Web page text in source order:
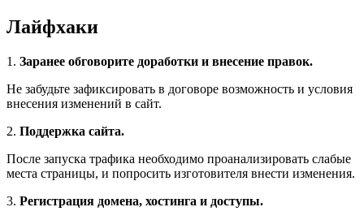
Лайфхаки
1. Заранее обговорите доработки и внесение правок.
Не забудьте зафиксировать в договоре возможность и условия
внесения изменений в сайт.
2. Поддержка сайта.
После запуска трафика необходимо проанализировать слабые
места страницы, и попросить изготовителя внести изменения.
3. Регистрация домена, хостинга и доступы.